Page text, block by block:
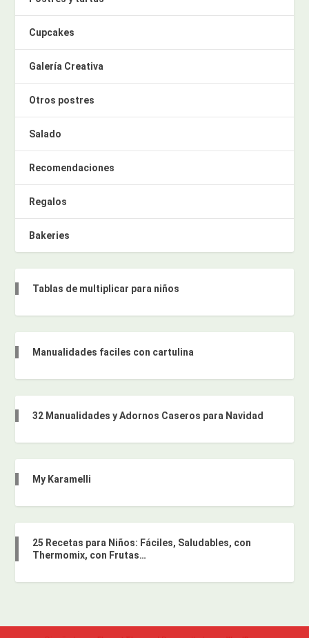
Cupcakes
Galería Creativa
Otros postres
Salado
Recomendaciones
Regalos
Bakeries
Tablas de multiplicar para niños
Manualidades faciles con cartulina
32 Manualidades y Adornos Caseros para Navidad
My Karamelli
25 Recetas para Niños: Fáciles, Saludables, con
Thermomix, con Frutas…